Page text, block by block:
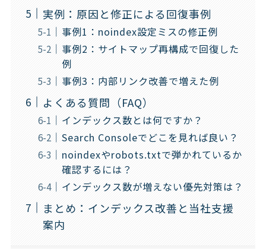
実例：原因と修正による回復事例
事例1：noindex設定ミスの修正例
事例2：サイトマップ再構成で回復した
例
事例3：内部リンク改善で増えた例
よくある質問（FAQ）
インデックス数とは何ですか？
Search Consoleでどこを見れば良い？
noindexやrobots.txtで弾かれているか
確認するには？
インデックス数が増えない優先対策は？
まとめ：インデックス改善と当社支援
案内